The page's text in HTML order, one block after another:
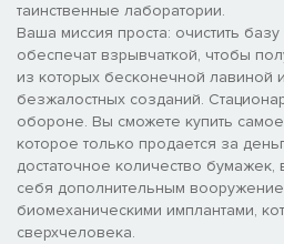
таинственные лаборатории.
Ваша миссия проста: очистить базу
обеспечат взрывчаткой, чтобы
из которых бесконечной лавиной
безжалостных созданий.
обороне. Вы сможете купить
которое только продается за
достаточное количество бумажек,
себя дополнительным
биомеханическими имплантами,
сверхчеловека.